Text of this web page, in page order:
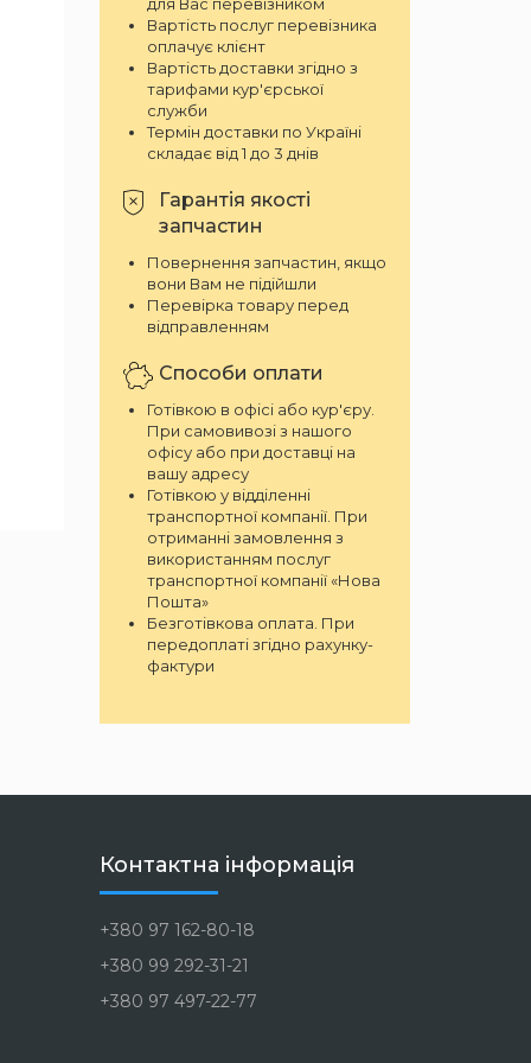
Вартість послуг перевізника
оплачує клієнт
Вартість доставки згідно з
тарифами кур'єрської
служби
Термін доставки по Україні
складає від 1 до 3 днів
Гарантія якості
запчастин
Повернення запчастин, якщо
вони Вам не підійшли
Перевірка товару перед
відправленням
Способи оплати
Готівкою в офісі або кур'єру.
При самовивозі з нашого
офісу або при доставці на
вашу адресу
Готівкою у відділенні
транспортної компанії. При
отриманні замовлення з
використанням послуг
транспортної компанії «Нова
Пошта»
Безготівкова оплата. При
передоплаті згідно рахунку-
фактури
Контактна інформація
+380 97 162-80-18
+380 99 292-31-21
+380 97 497-22-77